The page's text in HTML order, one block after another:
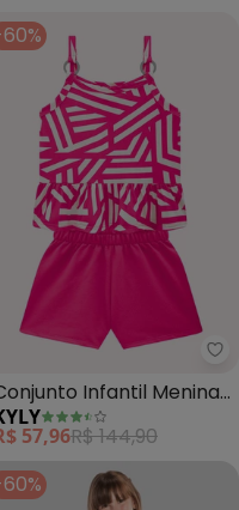
- Conjunto Blusa e
Infantil Menina
Geométricas
57,96R$ 144,90